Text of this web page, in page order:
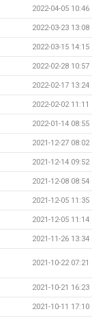
2022-04-05 10:46
2022-03-23 13:08
2022-03-15 14:15
2022-02-28 10:57
2022-02-17 13:24
2022-02-02 11:11
2022-01-14 08:55
2021-12-27 08:02
2021-12-14 09:52
2021-12-08 08:54
2021-12-05 11:35
2021-12-05 11:14
2021-11-26 13:34
2021-10-22 07:21
2021-10-21 16:23
2021-10-11 17:10